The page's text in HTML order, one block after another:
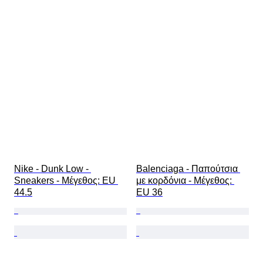
Nike - Dunk Low -
Sneakers - Mέγεθος: EU
44.5
Balenciaga - Παπούτσια
με κορδόνια - Mέγεθος:
EU 36